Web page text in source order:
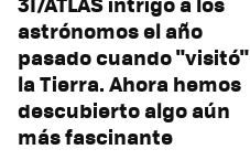
astrónomos el año
pasado cuando "visitó"
la Tierra. Ahora hemos
descubierto algo aún
más fascinante